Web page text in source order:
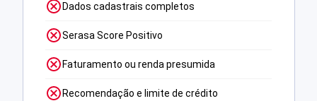
Dados cadastrais completos
Serasa Score Positivo
Faturamento ou renda presumida
Recomendação e limite de crédito